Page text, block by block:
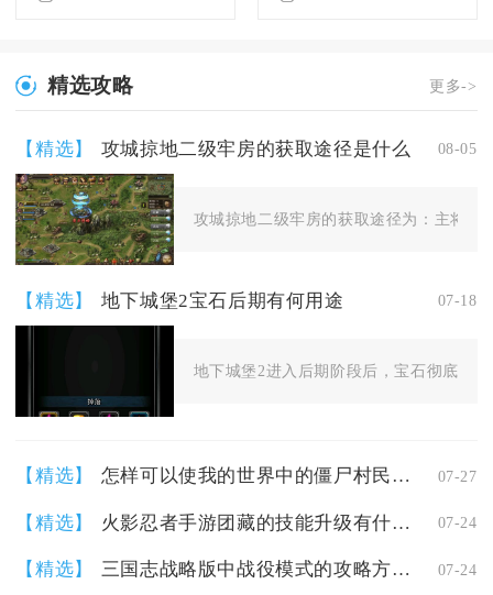
精选攻略 更多->
【精选】 攻城掠地二级牢房的获取途径是什么 08-05
攻城掠地二级牢房的获取途径为：主将等
【精选】 地下城堡2宝石后期有何用途 07-18
地下城堡2进入后期阶段后，宝石彻底脱
【精选】 怎样可以使我的世界中的僵尸村民变成农民 07-27
【精选】 火影忍者手游团藏的技能升级有什么要注意的 07-24
【精选】 三国志战略版中战役模式的攻略方法是什么 07-24